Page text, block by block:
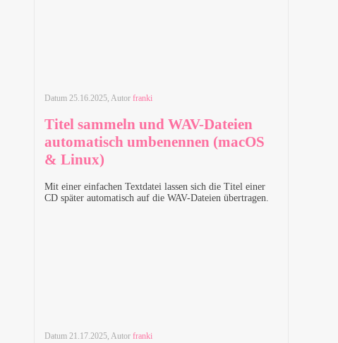
Datum 25.16.2025, Autor franki
Titel sammeln und WAV-Dateien
automatisch umbenennen (macOS
& Linux)
Mit einer einfachen Textdatei lassen sich die Titel einer
CD später automatisch auf die WAV-Dateien übertragen.
Datum 21.17.2025, Autor franki